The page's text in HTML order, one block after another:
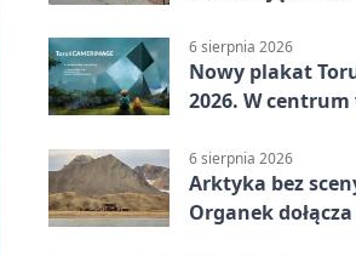
6 sierpnia 2026
Nowy plakat
2026. W
6 sierpnia 2026
Arktyka bez
Organek